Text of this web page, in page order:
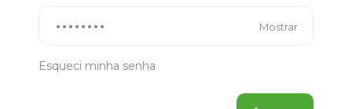
Mostrar
Esqueci minha senha